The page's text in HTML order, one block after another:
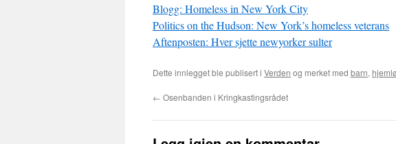
Blogg: Homeless in New York City
Politics on the Hudson: New York’s homeless veterans
Aftenposten: Hver sjette newyorker sulter
Dette innlegget ble publisert i Verden og merket med barn,
← Osenbanden i Kringkastingsrådet